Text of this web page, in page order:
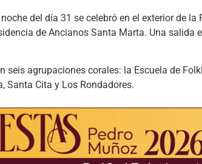
del día 31 se celebró en el exterior de
de Ancianos Santa Marta. Una
seis agrupaciones corales: la Escuela de
Santa Cita y Los Rondadores.